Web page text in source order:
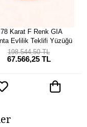
Karat F Renk GIA
Evlilik Teklifi Yüzüğü
67.566,25 TL
198.544,50 TL